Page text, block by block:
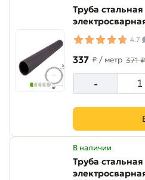
Труба стальная
4.7
337 ₽ / метр 371 ₽
-
В наличии
Труба стальная